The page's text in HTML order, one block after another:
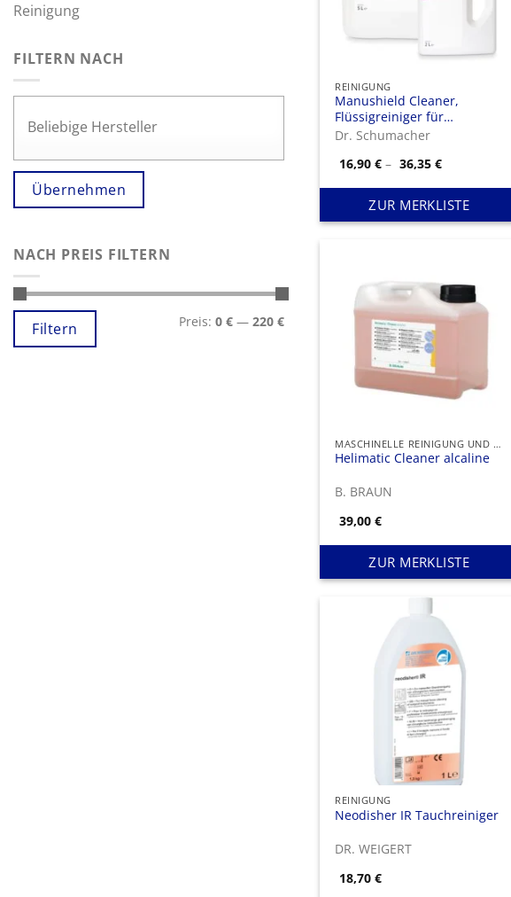
Reinigung
FILTERN NACH
Übernehmen
NACH PREIS FILTERN
Min.
Preis
Max.
PreisFiltern Preis: 0 € — 220 €
REINIGUNG
Manushield Cleaner,
Flüssigreiniger für
Instrumente und
Dr. Schumacher
16,90€ – 36,35€Preisspanne:
bis
36,35 €
ZUR MERKLISTE
MASCHINELLE REINIGUNG UND DESINFEKTION
Helimatic Cleaner alcaline
B. BRAUN
39,00€
ZUR MERKLISTE
REINIGUNG
Neodisher IR Tauchreiniger
DR. WEIGERT
18,70€